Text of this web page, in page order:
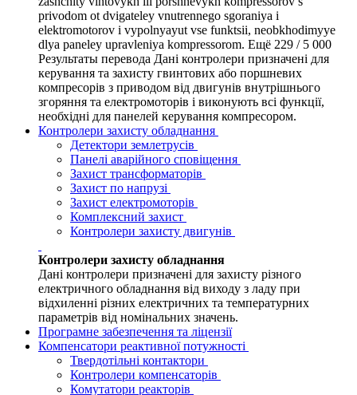
privodom ot dvigateley vnutrennego sgoraniya i
elektromotorov i vypolnyayut vse funktsii, neobkhodimyye
dlya paneley upravleniya kompressorom. Ещё 229 / 5 000
Результаты перевода Дані контролери призначені для
керування та захисту гвинтових або поршневих
компресорів з приводом від двигунів внутрішнього
згоряння та електромоторів і виконують всі функції,
необхідні для панелей керування компресором.
Контролери захисту обладнання
Детектори землетрусів
Панелі аварійного сповіщення
Захист трансформаторів
Захист по напрузі
Захист електромоторів
Комплексний захист
Контролери захисту двигунів
Контролери захисту обладнання
Дані контролери призначені для захисту різного
електричного обладнання від виходу з ладу при
відхиленні різних електричних та температурних
параметрів від номінальних значень.
Програмне забезпечення та ліцензії
Компенсатори реактивної потужності
Твердотільні контактори
Контролери компенсаторів
Комутатори реакторів